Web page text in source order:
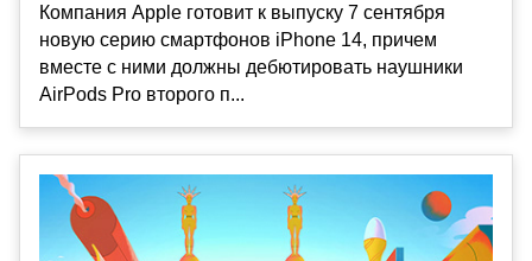
Компания Apple готовит к выпуску 7 сентября
новую серию смартфонов iPhone 14, причем
вместе с ними должны дебютировать наушники
AirPods Pro второго п...